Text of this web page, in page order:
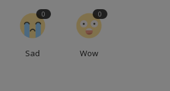
Sad
0
Wow
0